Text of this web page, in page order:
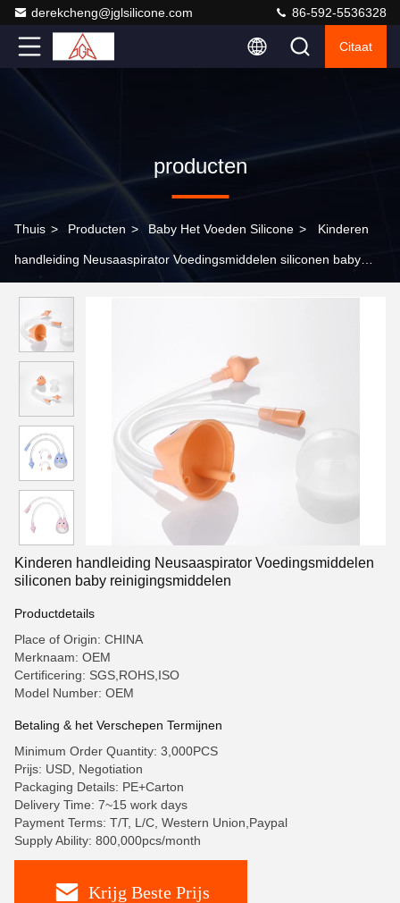
derekcheng@jglsilicone.com 86-592-5536328
Citaat
producten
Thuis > Producten > Baby Het Voeden Silicone > Kinderen
handleiding Neusaaspirator Voedingsmiddelen siliconen baby
Kinderen handleiding Neusaaspirator Voedingsmiddelen
siliconen baby reinigingsmiddelen
Productdetails
Place of Origin: CHINA
Merknaam: OEM
Certificering: SGS,ROHS,ISO
Model Number: OEM
Betaling & het Verschepen Termijnen
Minimum Order Quantity: 3,000PCS
Prijs: USD, Negotiation
Packaging Details: PE+Carton
Delivery Time: 7~15 work days
Payment Terms: T/T, L/C, Western Union,Paypal
Supply Ability: 800,000pcs/month
Krijg Beste Prijs